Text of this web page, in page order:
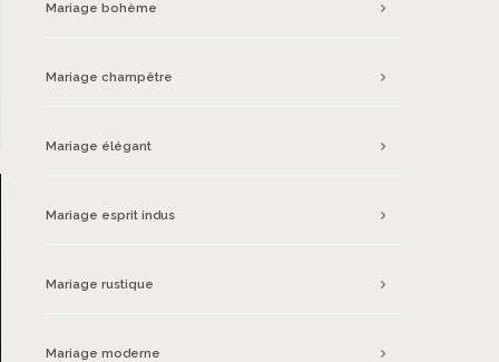
Mariage bohème
Mariage champêtre
Mariage élégant
Mariage esprit indus
Mariage rustique
Mariage moderne